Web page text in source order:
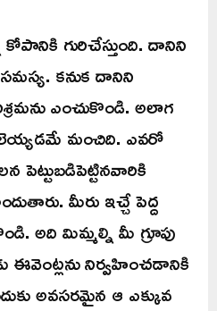
గురిచేస్తుంది. దానిని
కనుక దానిని
ఎంచుకొండి. అలాగ
మంచిది. ఎవరో
మీరు ఇచ్చే పెద్ద
అది మిమ్మల్ని మీ గ్రూపు
ఈవెంట్లను నిర్వహించడానికి
అవసరమైన ఆ ఎక్కువ